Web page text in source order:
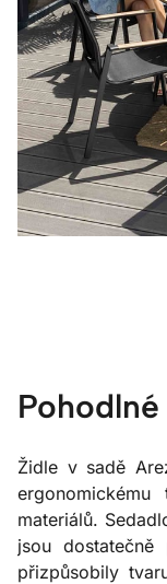
Židle v sadě
materiálů.
jsou
přizpůsobily